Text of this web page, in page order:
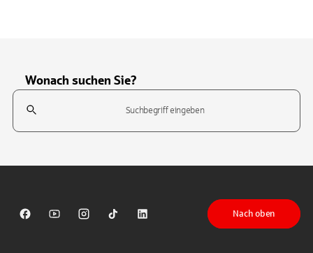
Wonach suchen Sie?
Suchfeld
Sparkasse auf Facebook
Sparkasse auf Youtube
Sparkasse auf Instagram
Sparkasse auf TikTok
Sparkasse auf LinkedIn
Nach oben